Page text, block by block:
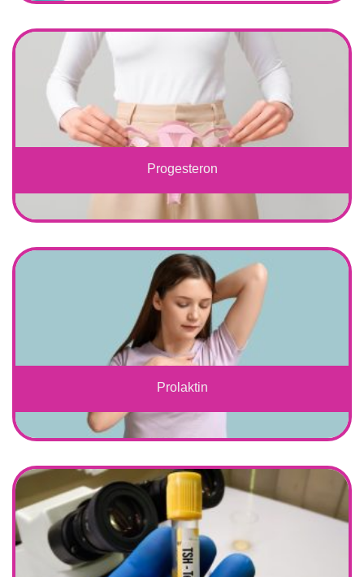
Progesteron
Prolaktin